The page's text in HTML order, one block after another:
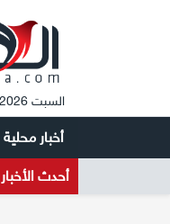
السبت 08/08/2026 05:57
أخبار محلية
أحدث الأخبار